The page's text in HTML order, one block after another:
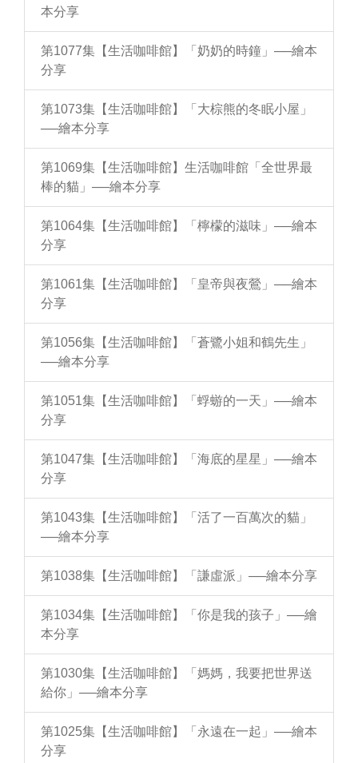
本分享
第1077集【生活咖啡館】「奶奶的時鐘」──繪本
分享
第1073集【生活咖啡館】「大棕熊的冬眠小屋」
──繪本分享
第1069集【生活咖啡館】生活咖啡館「全世界最
棒的貓」──繪本分享
第1064集【生活咖啡館】「檸檬的滋味」──繪本
分享
第1061集【生活咖啡館】「皇帝與夜鶯」──繪本
分享
第1056集【生活咖啡館】「蒼鷺小姐和鶴先生」
──繪本分享
第1051集【生活咖啡館】「蜉蝣的一天」──繪本
分享
第1047集【生活咖啡館】「海底的星星」──繪本
分享
第1043集【生活咖啡館】「活了一百萬次的貓」
──繪本分享
第1038集【生活咖啡館】「謙虛派」──繪本分享
第1034集【生活咖啡館】「你是我的孩子」──繪
本分享
第1030集【生活咖啡館】「媽媽，我要把世界送
給你」──繪本分享
第1025集【生活咖啡館】「永遠在一起」──繪本
分享